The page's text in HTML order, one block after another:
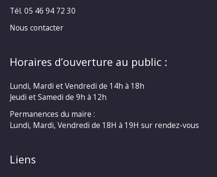
Tél. 05 46 94 72 30
Nous contacter
Horaires d’ouverture au public :
Lundi, Mardi et Vendredi de 14h à 18h
Jeudi et Samedi de 9h à 12h
Permanences du maire :
Lundi, Mardi, Vendredi de 18H à 19H sur rendez-vous
Liens